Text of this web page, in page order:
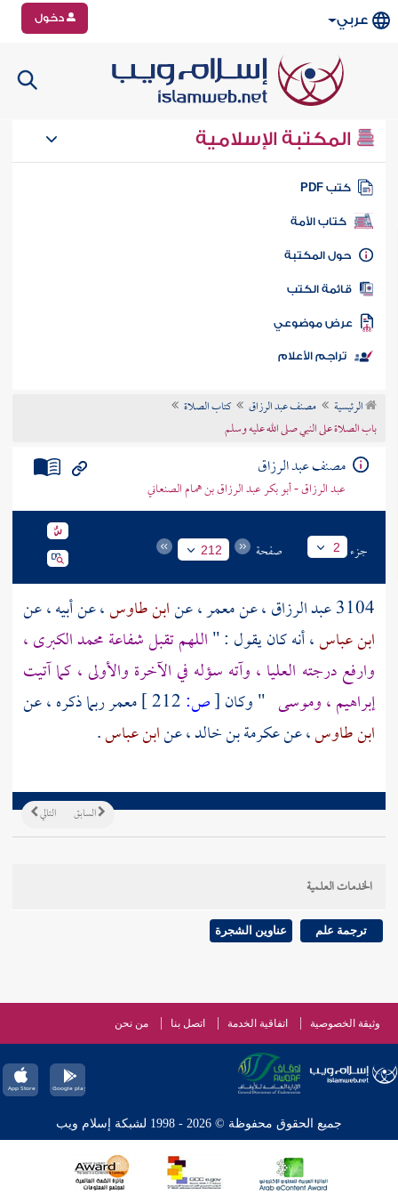
عربي دخول
المكتبة الإسلامية
كتب PDF
كتاب الأمة
المكتبة
الكتب
موضوعي
تراجم الأعلام
الرئيسية مصنف عبد الرزاق
كتاب الصلاة
باب الصلاة على النبي صلى الله عليه وسلم
مصنف عبد الرزاق
عبد الرزاق - أبو بكر عبد الرزاق بن همام الصنعاني
جزء 2 صفحة 212
3104عبد الرزاق، عنمعمر، عنابن طاوس، عن أبيه ، عن
ابن عباس، أنه كان يقول : "اللهم تقبل شفاعةمحمدالكبرى ،
وارفع درجته العليا ، وآته سؤله في الآخرة والأولى ، كما آتيت
إبراهيم،وموسى " وكان[ص: معمرربما ذكره ، عن
ابن طاوس، عنعكرمة بن خالد، عنابن عباس.
التالي السابق
الخدمات العلمية
ترجمة علم عناوين الشجرة
وثيقة الخصوصية اتفاقية الخدمة اتصل بنا من نحن
جميع الحقوق محفوظة © 2026 - 1998 لشبكة إسلام ويب